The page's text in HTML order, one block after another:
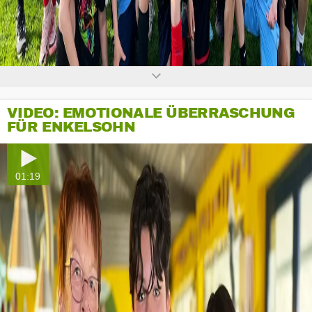
VIDEO: EMOTIONALE ÜBERRASCHUNG
FÜR ENKELSOHN
01:19